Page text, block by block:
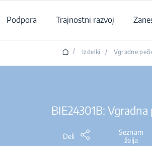
Podpora Trajnostni razvoj
/ Izdelki / Vgradne
BIE24301B:
Deli
Seznam
želja